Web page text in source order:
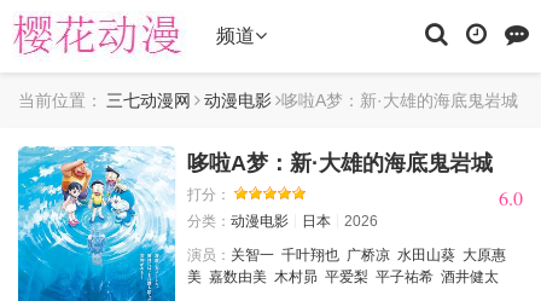
频道
当前位置： 三七动漫网 动漫电影 哆啦A梦：新·大雄的海底鬼岩城
哆啦A梦：新·大雄的海底鬼岩城
打分： 6.0
分类： 动漫电影 日本
2026
演员： 关智一 千叶翔也 广桥凉 水田山葵 大原惠
美 嘉数由美 木村昴 平爱梨 平子祐希 酒井健太